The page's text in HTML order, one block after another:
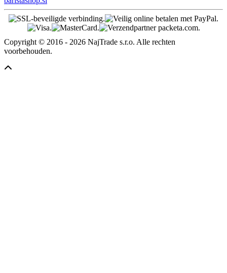
Copyright © 2016 - 2026 NajTrade s.r.o. Alle rechten
voorbehouden.